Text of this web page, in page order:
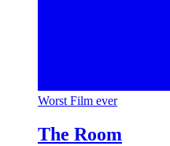
Worst Film ever
The Room